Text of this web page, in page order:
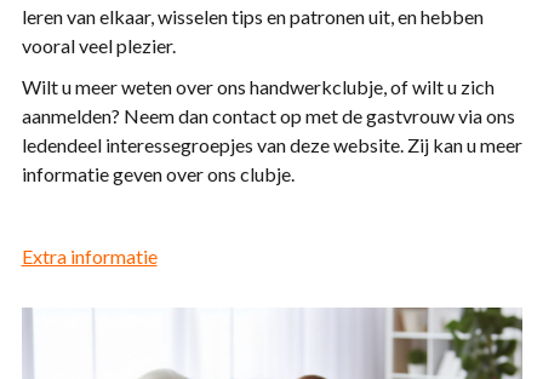
leren van elkaar, wisselen tips en patronen uit, en hebben
vooral veel plezier.
Wilt u meer weten over ons handwerkclubje, of wilt u zich
aanmelden? Neem dan contact op met de gastvrouw via ons
ledendeel interessegroepjes van deze website. Zij kan u meer
informatie geven over ons clubje.
Extra informatie